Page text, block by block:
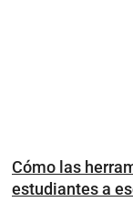
Cómo las
estudiantes a